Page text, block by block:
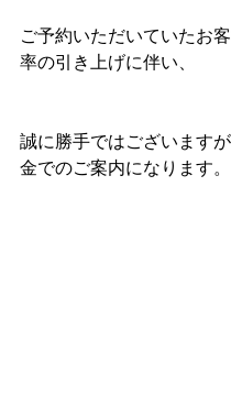
ご予約いただいていたお
率の引き上げに伴い、
誠に勝手ではございます
金でのご案内になります。